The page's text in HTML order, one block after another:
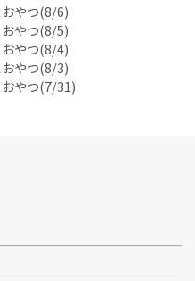
やつ(8/6)
やつ(8/5)
やつ(8/4)
やつ(8/3)
やつ(7/31)